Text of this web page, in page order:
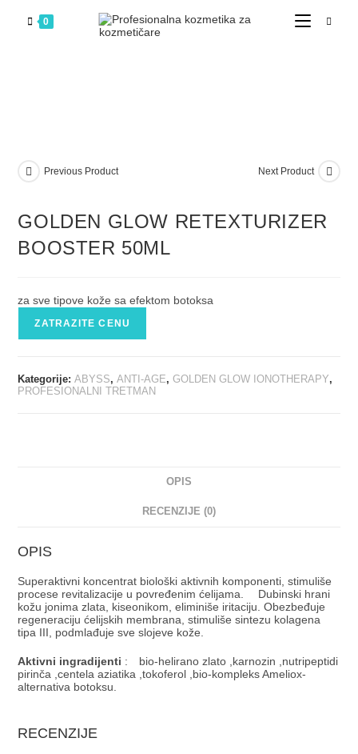
0
Previous Product Next Product
GOLDEN GLOW RETEXTURIZER
BOOSTER 50ML
za sve tipove kože sa efektom botoksa
ZATRAZITE CENU
Kategorije:ABYSS,ANTI-AGE,GOLDEN GLOW IONOTHERAPY,
PROFESIONALNI TRETMAN
OPIS
RECENZIJE (0)
OPIS
Superaktivni koncentrat biološki aktivnih komponenti, stimuliše
procese revitalizacije u povređenim ćelijama. ⠀ Dubinski hrani
kožu jonima zlata, kiseonikom, eliminiše iritaciju. Obezbeđuje
regeneraciju ćelijskih membrana, stimuliše sintezu kolagena
tipa III, podmlađuje sve slojeve kože. ⠀
Aktivni ingradijenti :⠀ bio-helirano zlato ,karnozin ,nutripeptidi
pirinča ,centela aziatika ,tokoferol ,bio-kompleks Ameliox-
alternativa botoksu.
RECENZIJE